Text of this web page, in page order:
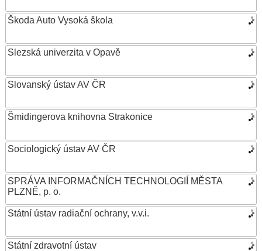
Škoda Auto Vysoká škola
Slezská univerzita v Opavě
Slovanský ústav AV ČR
Šmidingerova knihovna Strakonice
Sociologický ústav AV ČR
SPRÁVA INFORMAČNÍCH TECHNOLOGIÍ MĚSTA
PLZNĚ, p. o.
Státní ústav radiační ochrany, v.v.i.
Státní zdravotní ústav